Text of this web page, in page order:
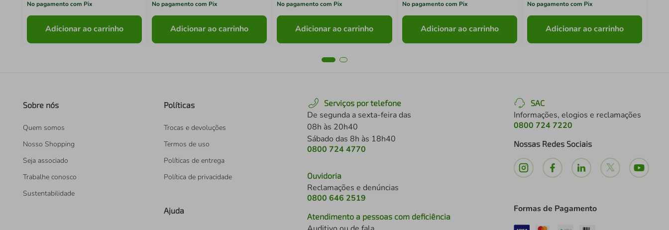
No pagamento com Pix
Adicionar ao carrinho
No pagamento com Pix
Adicionar ao carrinho
No pagamento com Pix
Adicionar ao carrinho
No pagamento com Pix
Adicionar ao carrinho
No pagamento com Pix
Adicionar ao carrinho
Sobre nós
Quem somos
Nosso Shopping
Seja associado
Trabalhe conosco
Sustentabilidade
Políticas
Trocas e devoluções
Termos de uso
Políticas de entrega
Política de privacidade
Ajuda
Serviços por telefone
De segunda a sexta-feira das
08h às 20h40
Sábado das 8h às 18h40
0800 724 4770
Ouvidoria
Reclamações e denúncias
0800 646 2519
Atendimento a pessoas com deficiência
SAC
Informações, elogios e reclamações
0800 724 7220
Nossas Redes Sociais
Formas de Pagamento